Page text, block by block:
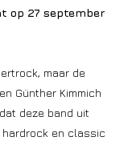
op 27 september
maar de
Günther Kimmich
deze band uit
en classic